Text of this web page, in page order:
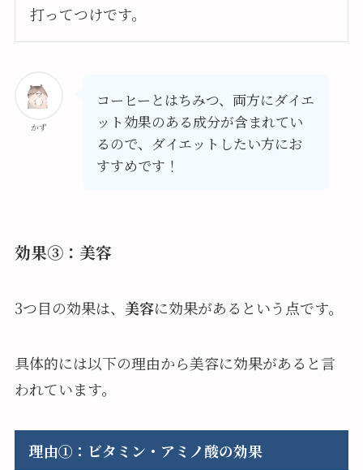
打ってつけです。
かず
コーヒーとはちみつ、両方にダイエ
ット効果のある成分が含まれてい
るので、ダイエットしたい方にお
すすめです！
効果③：美容
3つ目の効果は、 美容に効果があるという点です。
具体的には以下の理由から美容に効果があると言
われています。
理由①：ビタミン・アミノ酸の効果